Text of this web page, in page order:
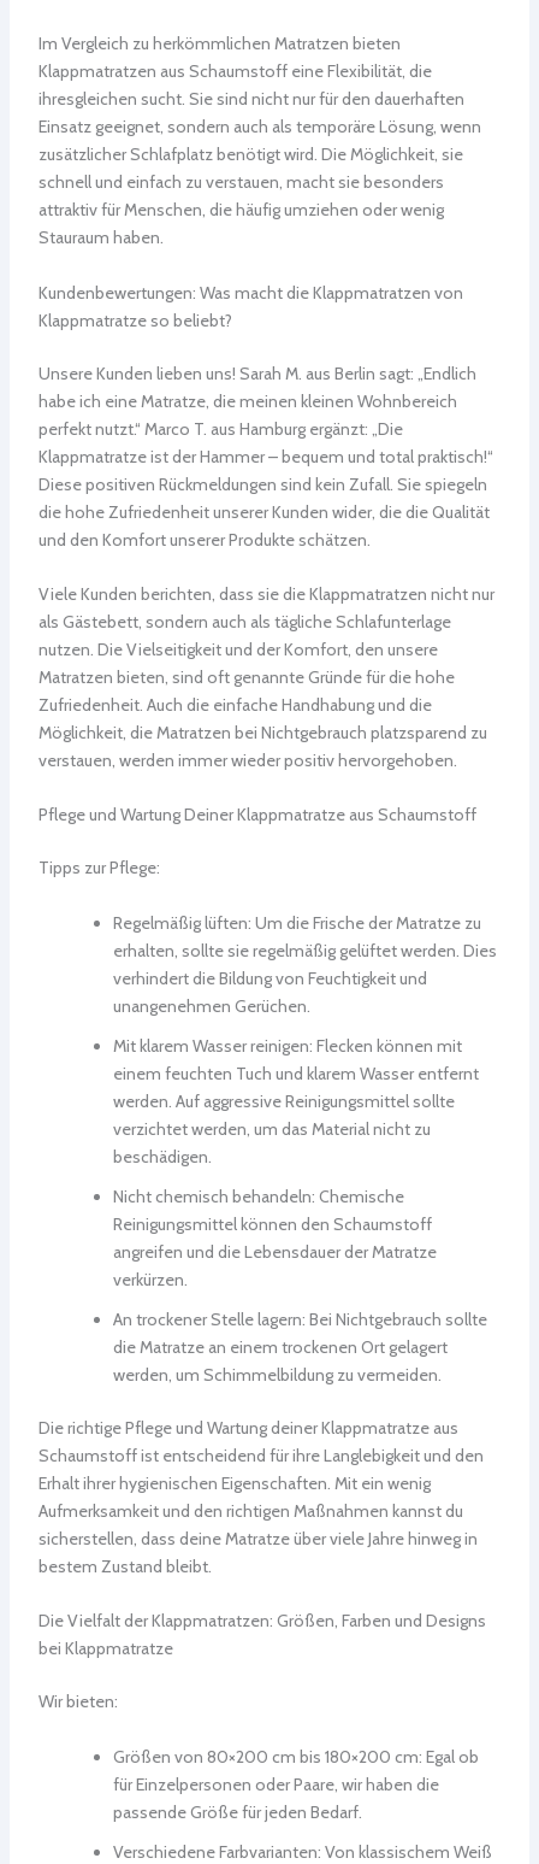
Im Vergleich zu herkömmlichen Matratzen bieten
Klappmatratzen aus Schaumstoff eine Flexibilität, die
ihresgleichen sucht. Sie sind nicht nur für den dauerhaften
Einsatz geeignet, sondern auch als temporäre Lösung, wenn
zusätzlicher Schlafplatz benötigt wird. Die Möglichkeit, sie
schnell und einfach zu verstauen, macht sie besonders
attraktiv für Menschen, die häufig umziehen oder wenig
Stauraum haben.
Kundenbewertungen: Was macht die Klappmatratzen von
Klappmatratze so beliebt?
Unsere Kunden lieben uns! Sarah M. aus Berlin sagt: „Endlich
habe ich eine Matratze, die meinen kleinen Wohnbereich
perfekt nutzt.“ Marco T. aus Hamburg ergänzt: „Die
Klappmatratze ist der Hammer – bequem und total praktisch!“
Diese positiven Rückmeldungen sind kein Zufall. Sie spiegeln
die hohe Zufriedenheit unserer Kunden wider, die die Qualität
und den Komfort unserer Produkte schätzen.
Viele Kunden berichten, dass sie die Klappmatratzen nicht nur
als Gästebett, sondern auch als tägliche Schlafunterlage
nutzen. Die Vielseitigkeit und der Komfort, den unsere
Matratzen bieten, sind oft genannte Gründe für die hohe
Zufriedenheit. Auch die einfache Handhabung und die
Möglichkeit, die Matratzen bei Nichtgebrauch platzsparend zu
verstauen, werden immer wieder positiv hervorgehoben.
Pflege und Wartung Deiner Klappmatratze aus Schaumstoff
Tipps zur Pflege:
Regelmäßig lüften: Um die Frische der Matratze zu
erhalten, sollte sie regelmäßig gelüftet werden. Dies
verhindert die Bildung von Feuchtigkeit und
unangenehmen Gerüchen.
Mit klarem Wasser reinigen: Flecken können mit
einem feuchten Tuch und klarem Wasser entfernt
werden. Auf aggressive Reinigungsmittel sollte
verzichtet werden, um das Material nicht zu
beschädigen.
Nicht chemisch behandeln: Chemische
Reinigungsmittel können den Schaumstoff
angreifen und die Lebensdauer der Matratze
verkürzen.
An trockener Stelle lagern: Bei Nichtgebrauch sollte
die Matratze an einem trockenen Ort gelagert
werden, um Schimmelbildung zu vermeiden.
Die richtige Pflege und Wartung deiner Klappmatratze aus
Schaumstoff ist entscheidend für ihre Langlebigkeit und den
Erhalt ihrer hygienischen Eigenschaften. Mit ein wenig
Aufmerksamkeit und den richtigen Maßnahmen kannst du
sicherstellen, dass deine Matratze über viele Jahre hinweg in
bestem Zustand bleibt.
Die Vielfalt der Klappmatratzen: Größen, Farben und Designs
bei Klappmatratze
Wir bieten:
Größen von 80×200 cm bis 180×200 cm: Egal ob
für Einzelpersonen oder Paare, wir haben die
passende Größe für jeden Bedarf.
Verschiedene Farbvarianten: Von klassischem Weiß